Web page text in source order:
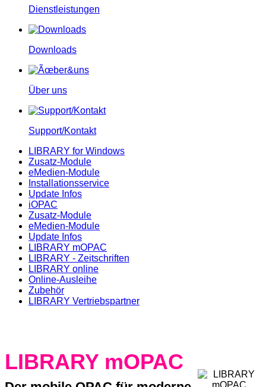
Dienstleistungen
Downloads
Über uns
Support/Kontakt
LIBRARY for Windows
Zusatz-Module
eMedien-Module
Installationsservice
Update Infos
iOPAC
Zusatz-Module
eMedien-Module
Update Infos
LIBRARY mOPAC
LIBRARY - Zeitschriften
LIBRARY online
Online-Ausleihe
Zubehör
LIBRARY Vertriebspartner
LIBRARY mOPAC